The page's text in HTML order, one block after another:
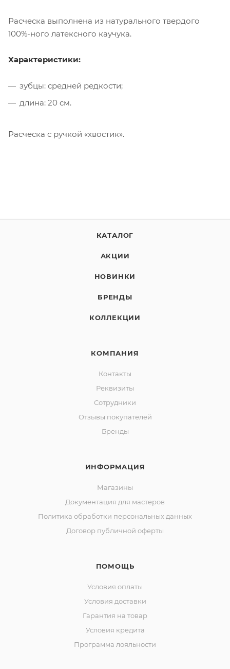
Расческа выполнена из натурального твердого
100%-ного латексного каучука.
Характеристики:
зубцы: средней редкости;
длина: 20 см.
Расческа с ручкой «хвостик».
КАТАЛОГ
АКЦИИ
НОВИНКИ
БРЕНДЫ
КОЛЛЕКЦИИ
КОМПАНИЯ
Контакты
Реквизиты
Сотрудники
Отзывы покупателей
Бренды
ИНФОРМАЦИЯ
Магазины
Документация для мастеров
Политика обработки персональных данных
Договор публичной оферты
ПОМОЩЬ
Условия оплаты
Условия доставки
Гарантия на товар
Условия кредита
Программа лояльности